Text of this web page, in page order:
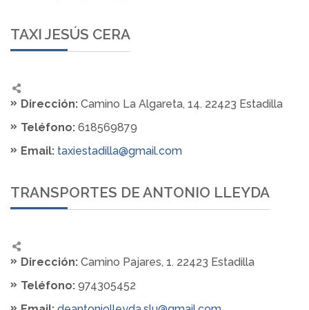
TAXI JESÚS CERA
Dirección: Camino La Algareta, 14. 22423 Estadilla
Teléfono: 618569879
Email: taxiestadilla@gmail.com
TRANSPORTES DE ANTONIO LLEYDA
Dirección: Camino Pajares, 1. 22423 Estadilla
Teléfono: 974305452